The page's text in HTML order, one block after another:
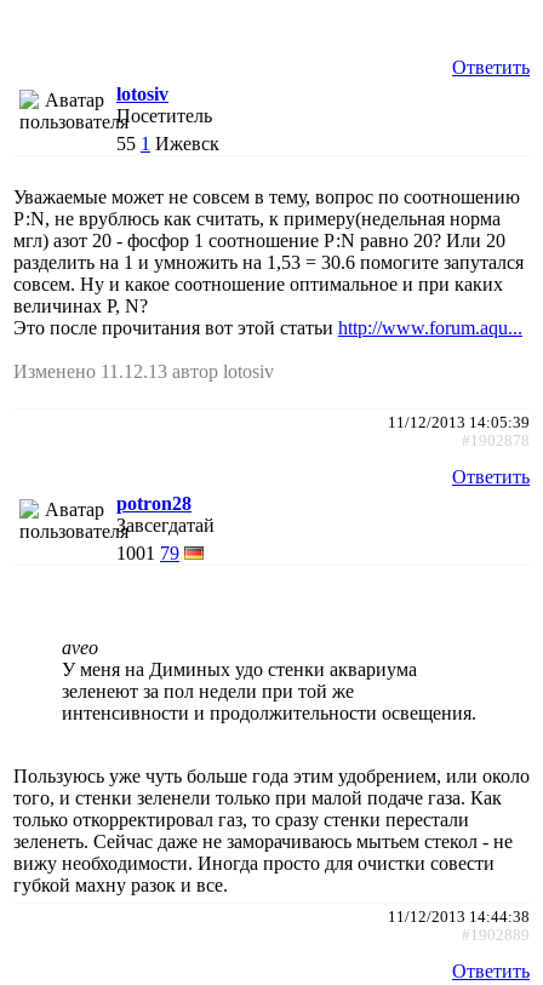
Ответить
lotosiv
Посетитель
55 1 Ижевск
Уважаемые может не совсем в тему, вопрос по соотношению
Р:N, не врублюсь как считать, к примеру(недельная норма
мгл) азот 20 - фосфор 1 соотношение Р:N равно 20? Или 20
разделить на 1 и умножить на 1,53 = 30.6 помогите запутался
совсем. Ну и какое соотношение оптимальное и при каких
величинах P, N?
Это после прочитания вот этой статьи http://www.forum.aqu...
Изменено 11.12.13 автор lotosiv
11/12/2013 14:05:39
#1902878
Ответить
potron28
Завсегдатай
1001 79
aveo
У меня на Диминых удо стенки аквариума
зеленеют за пол недели при той же
интенсивности и продолжительности освещения.
Пользуюсь уже чуть больше года этим удобрением, или около
того, и стенки зеленели только при малой подаче газа. Как
только откорректировал газ, то сразу стенки перестали
зеленеть. Сейчас даже не заморачиваюсь мытьем стекол - не
вижу необходимости. Иногда просто для очистки совести
губкой махну разок и все.
11/12/2013 14:44:38
#1902889
Ответить